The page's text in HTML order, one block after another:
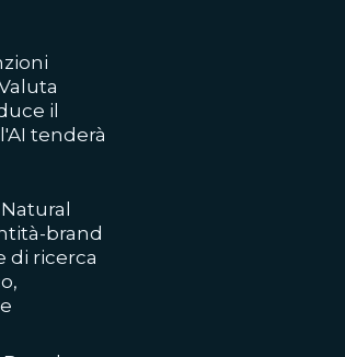
il
tenderà
brand
di ricerca